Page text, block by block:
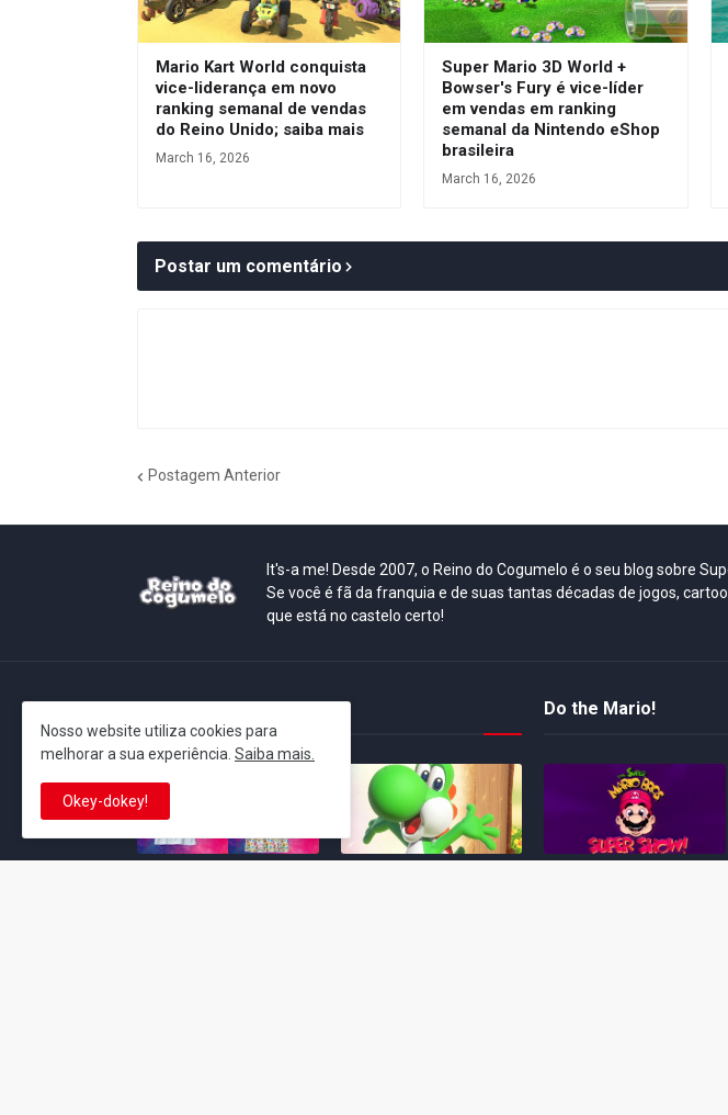
Mario Kart World conquista
vice-liderança em novo
ranking semanal de vendas
do Reino Unido; saiba mais
March 16, 2026
Super Mario 3D World +
Bowser's Fury é vice-líder
em vendas em ranking
semanal da Nintendo eShop
brasileira
March 16, 2026
Postar um comentário
Postagem Anterior
It's-a me! Desde 2007, o Reino do Cogumelo é o seu blog sobre
Se você é fã da franquia e de suas tantas décadas de jogos,
que está no castelo certo!
This is cinema! Do the Mario!
Nosso website utiliza cookies para
melhorar a sua experiência. Saiba mais.
Okey-dokey!